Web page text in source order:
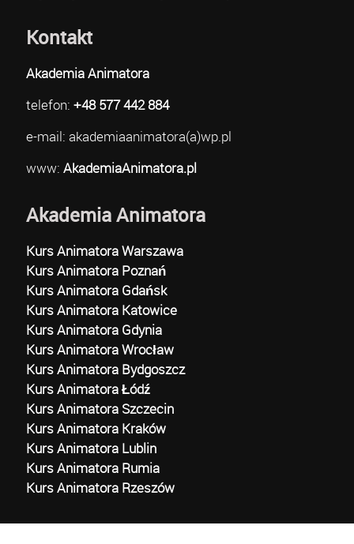
Kontakt
Akademia Animatora
telefon: +48 577 442 884
e-mail: akademiaanimatora(a)wp.pl
www: AkademiaAnimatora.pl
Akademia Animatora
Kurs Animatora Warszawa
Kurs Animatora Poznań
Kurs Animatora Gdańsk
Kurs Animatora Katowice
Kurs Animatora Gdynia
Kurs Animatora Wrocław
Kurs Animatora Bydgoszcz
Kurs Animatora Łódź
Kurs Animatora Szczecin
Kurs Animatora Kraków
Kurs Animatora Lublin
Kurs Animatora Rumia
Kurs Animatora Rzeszów